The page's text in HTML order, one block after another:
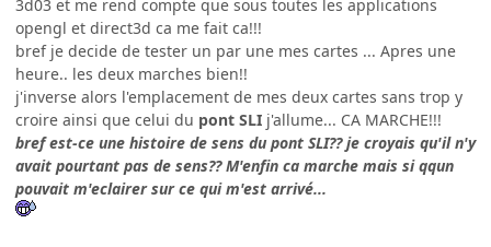
3d03 et me rend compte que sous toutes les applications
opengl et direct3d ca me fait ca!!!
bref je decide de tester un par une mes cartes ... Apres une
heure.. les deux marches bien!!
j'inverse alors l'emplacement de mes deux cartes sans trop y
croire ainsi que celui du pont SLI j'allume... CA MARCHE!!!
bref est-ce une histoire de sens du pont SLI?? je croyais qu'il n'y
avait pourtant pas de sens?? M'enfin ca marche mais si qqun
pouvait m'eclairer sur ce qui m'est arrivé...